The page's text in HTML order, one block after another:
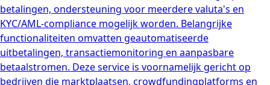
betalingen, ondersteuning voor meerdere valuta's en
KYC/AML-compliance mogelijk worden. Belangrijke
functionaliteiten omvatten geautomatiseerde
uitbetalingen, transactiemonitoring en aanpasbare
betaalstromen. Deze service is voornamelijk gericht op
bedrijven die marktplaatsen, crowdfundingplatforms en